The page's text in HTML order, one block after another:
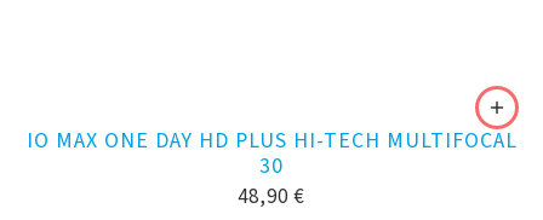
IO MAX ONE DAY HD PLUS HI-TECH MULTIFOCAL
30
48,90 €